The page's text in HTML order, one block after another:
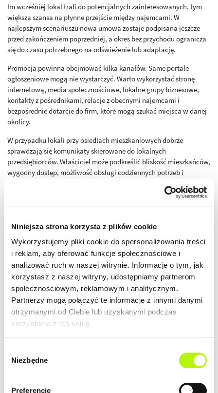
Niniejsza strona korzysta z plików cookie
Wykorzystujemy pliki cookie do spersonalizowania treści
i reklam, aby oferować funkcje społecznościowe i
analizować ruch w naszej witrynie. Informacje o tym, jak
korzystasz z naszej witryny, udostępniamy partnerom
społecznościowym, reklamowym i analitycznym.
Partnerzy mogą połączyć te informacje z innymi danymi
otrzymanymi od Ciebie lub uzyskanymi podczas
korzystania z ich usług.
zgody
Niezbędne
Preferencje
Im wcześniej lokal trafi do potencjalnych zainteresowanych, tym
większa szansa na płynne przejście między najemcami. W
najlepszym scenariuszu nowa umowa zostaje podpisana jeszcze
przed zakończeniem poprzedniej, a okres bez przychodu ogranicza
się do czasu potrzebnego na odświeżenie lub adaptację.
Promocja powinna obejmować kilka kanałów. Same portale
ogłoszeniowe mogą nie wystarczyć. Warto wykorzystać stronę
internetową, media społecznościowe, lokalne grupy biznesowe,
kontakty z pośrednikami, relacje z obecnymi najemcami i
bezpośrednie dotarcie do firm, które mogą szukać miejsca w danej
okolicy.
W przypadku lokali przy osiedlach mieszkaniowych dobrze
sprawdzają się komunikaty skierowane do lokalnych
przedsiębiorców. Właściciel może podkreślić bliskość mieszkańców,
wygodny dostęp, możliwość obsługi codziennych potrzeb i
W przypadku lokali w centrum ważniejsze mogą być prestiż adresu,
usługowych lub instytucji. Każda lokalizacja ma inne atuty i oferta
powinna je jasno pokazywać.
Warto także zadbać o szybką obsługę zapytań. Najemcy często
porównują kilka lokali jednocześnie. Opóźniona odpowiedź, brak
konkretnych informacji lub trudność w umówieniu prezentacji
mogą sprawić, że wybiorą konkurencyjną ofertę.
Umowa najmu powinna chronić
poczucie stabilności
pustostanu. Nie chodzi wyłącznie o zabezpieczenie interesów